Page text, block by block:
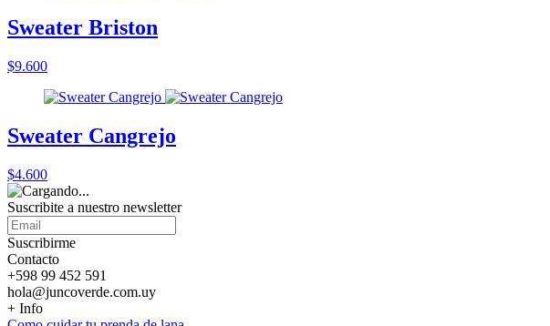
Sweater Briston
$9.600
Sweater Cangrejo
$4.600
Suscribite a nuestro newsletter
Suscribirme
Contacto
+598 99 452 591
hola@juncoverde.com.uy
+ Info